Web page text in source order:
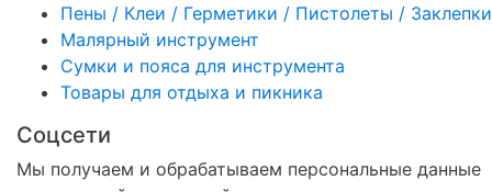
Пены / Клеи / Герметики / Пистолеты / Заклепки
Малярный инструмент
Сумки и пояса для инструмента
Товары для отдыха и пикника
Соцсети
Мы получаем и обрабатываем персональные данные